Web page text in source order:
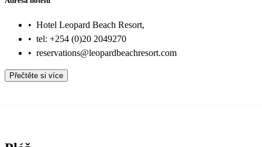
• Hotel Leopard Beach Resort,
• tel: +254 (0)20 2049270
• reservations@leopardbeachresort.com
Přečtěte si více